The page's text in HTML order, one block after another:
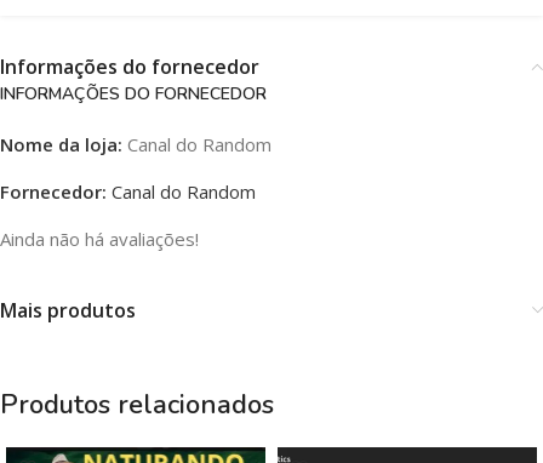
Informações do fornecedor
INFORMAÇÕES DO FORNECEDOR
Nome da loja: Canal do Random
Fornecedor: Canal do Random
Ainda não há avaliações!
Mais produtos
Produtos relacionados